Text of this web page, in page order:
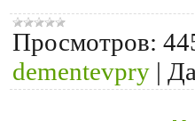
Просмотров:
dementevpry |